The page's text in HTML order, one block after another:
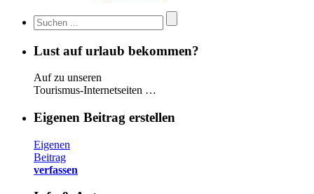
Lust auf urlaub bekommen?
Auf zu unseren
Tourismus-Internetseiten …
Eigenen Beitrag erstellen
Eigenen
Beitrag
verfassen